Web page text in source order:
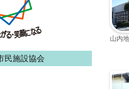
施設協会
山内